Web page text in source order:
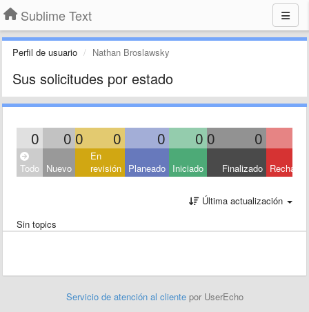
Sublime Text
Perfil de usuario Nathan Broslawsky
Sus solicitudes por estado
0 0 0 0 0 0 0 0
Todo Nuevo
En
revisión Planeado Iniciado Finalizado
Última actualización
Sin topics
Servicio de atención al cliente por UserEcho